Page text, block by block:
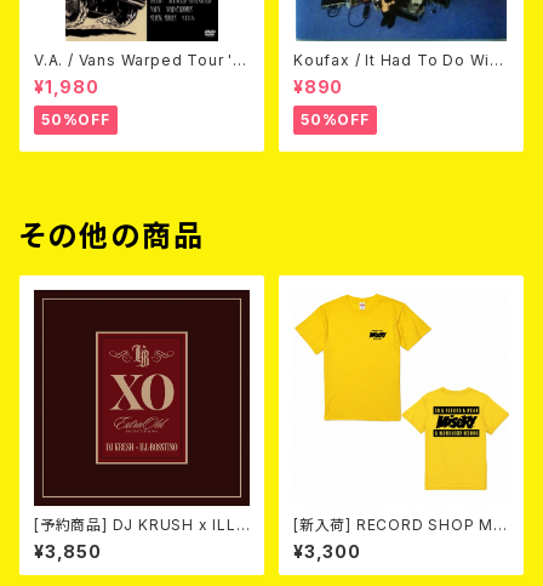
V.A. / Vans Warped Tour '0
3 (DVD)
¥1,980
50%OFF
Koufax / It Had To Do With
Love (CD)
¥890
50%OFF
その他の商品
[予約商品] DJ KRUSH x ILL-
BOSSTINO / XO (CD)(通常
盤) 2026年8月5日発売！
¥3,850
[新入荷] RECORD SHOP MIS
ERY / 33th anniversary T-s
hirts (yellow ①)
¥3,300